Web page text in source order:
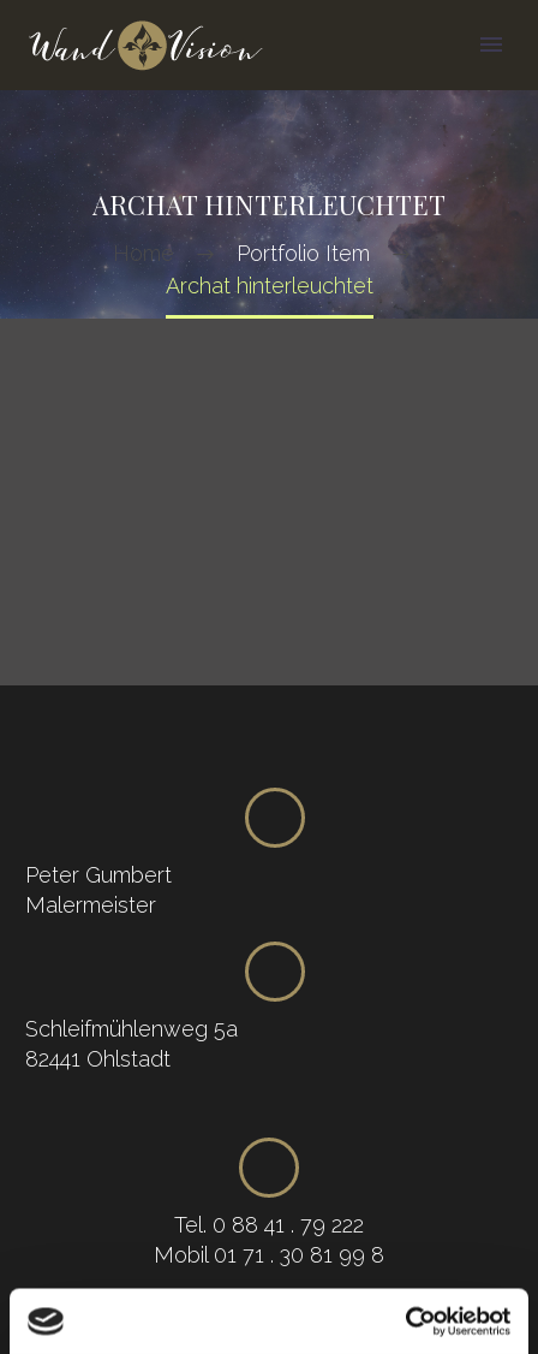
ARCHAT HINTERLEUCHTET
Home
Portfolio Item
Archat hinterleuchtet
Peter Gumbert
Malermeister
Schleifmühlenweg 5a
82441 Ohlstadt
Tel. 0 88 41 . 79 222
Mobil 01 71 . 30 81 99 8